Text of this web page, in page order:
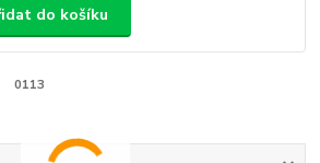
do košíku
0113